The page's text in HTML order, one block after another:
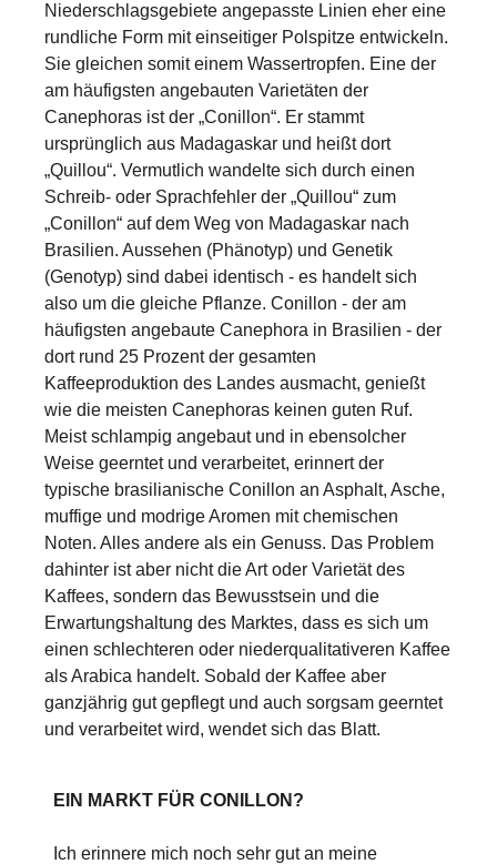
Niederschlagsgebiete angepasste Linien eher eine
rundliche Form mit einseitiger Polspitze entwickeln.
Sie gleichen somit einem Wassertropfen. Eine der
am häufigsten angebauten Varietäten der
Canephoras ist der „Conillon“. Er stammt
ursprünglich aus Madagaskar und heißt dort
„Quillou“. Vermutlich wandelte sich durch einen
Schreib- oder Sprachfehler der „Quillou“ zum
„Conillon“ auf dem Weg von Madagaskar nach
Brasilien. Aussehen (Phänotyp) und Genetik
(Genotyp) sind dabei identisch - es handelt sich
also um die gleiche Pflanze. Conillon - der am
häufigsten angebaute Canephora in Brasilien - der
dort rund 25 Prozent der gesamten
Kaffeeproduktion des Landes ausmacht, genießt
wie die meisten Canephoras keinen guten Ruf.
Meist schlampig angebaut und in ebensolcher
Weise geerntet und verarbeitet, erinnert der
typische brasilianische Conillon an Asphalt, Asche,
muffige und modrige Aromen mit chemischen
Noten. Alles andere als ein Genuss. Das Problem
dahinter ist aber nicht die Art oder Varietät des
Kaffees, sondern das Bewusstsein und die
Erwartungshaltung des Marktes, dass es sich um
einen schlechteren oder niederqualitativeren Kaffee
als Arabica handelt. Sobald der Kaffee aber
ganzjährig gut gepflegt und auch sorgsam geerntet
und verarbeitet wird, wendet sich das Blatt.
EIN MARKT FÜR CONILLON?
Ich erinnere mich noch sehr gut an meine